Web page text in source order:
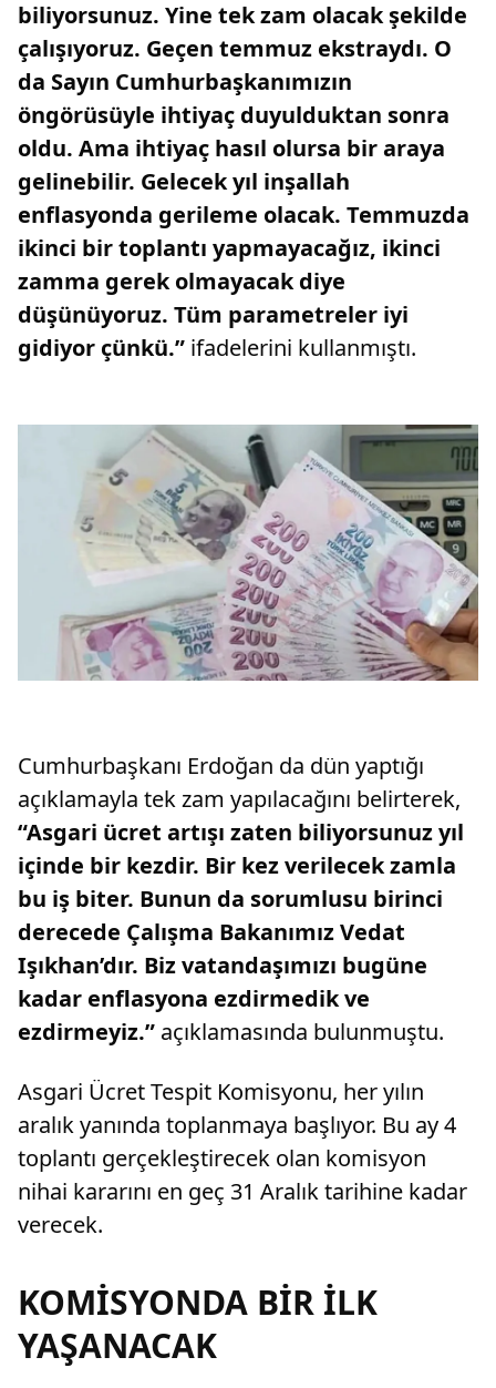
biliyorsunuz. Yine tek zam olacak şekilde
çalışıyoruz. Geçen temmuz ekstraydı. O
da Sayın Cumhurbaşkanımızın
öngörüsüyle ihtiyaç duyulduktan sonra
oldu. Ama ihtiyaç hasıl olursa bir araya
gelinebilir. Gelecek yıl inşallah
enflasyonda gerileme olacak. Temmuzda
ikinci bir toplantı yapmayacağız, ikinci
zamma gerek olmayacak diye
düşünüyoruz. Tüm parametreler iyi
gidiyor çünkü.” ifadelerini kullanmıştı.
Cumhurbaşkanı Erdoğan da dün yaptığı
açıklamayla tek zam yapılacağını belirterek,
“Asgari ücret artışı zaten biliyorsunuz yıl
içinde bir kezdir. Bir kez verilecek zamla
bu iş biter. Bunun da sorumlusu birinci
derecede Çalışma Bakanımız Vedat
Işıkhan’dır. Biz vatandaşımızı bugüne
kadar enflasyona ezdirmedik ve
ezdirmeyiz.” açıklamasında bulunmuştu.
Asgari Ücret Tespit Komisyonu, her yılın
aralık yanında toplanmaya başlıyor. Bu ay 4
toplantı gerçekleştirecek olan komisyon
nihai kararını en geç 31 Aralık tarihine kadar
verecek.
KOMİSYONDA BİR İLK
YAŞANACAK